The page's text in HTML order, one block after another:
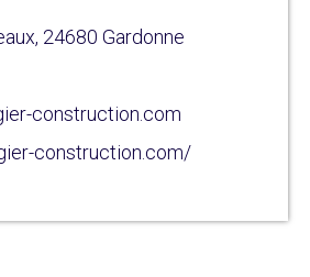
24680 Gardonne
construction.com
construction.com/